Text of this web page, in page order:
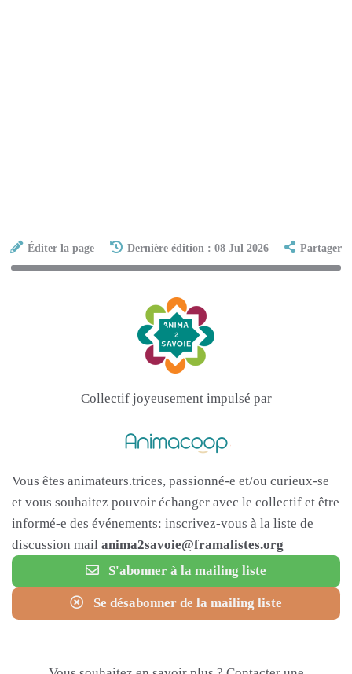
Éditer la page Dernière édition : 08 Jul 2026 Partager
Collectif joyeusement impulsé par
Vous êtes animateurs.trices, passionné-e et/ou curieux-se
et vous souhaitez pouvoir échanger avec le collectif et être
informé-e des événements: inscrivez-vous à la liste de
discussion mail anima2savoie@framalistes.org
S'abonner à la mailing liste
Se désabonner de la mailing liste